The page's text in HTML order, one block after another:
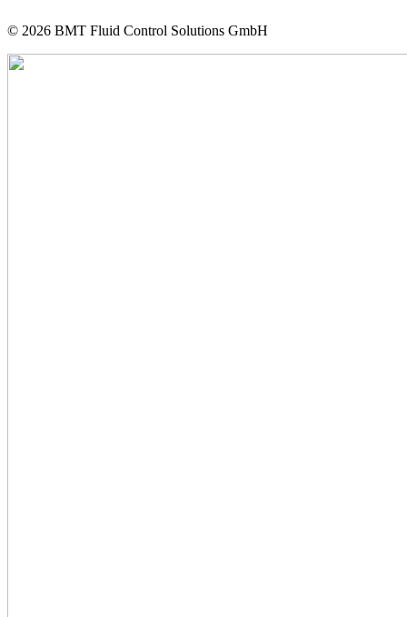
© 2026 BMT Fluid Control Solutions GmbH